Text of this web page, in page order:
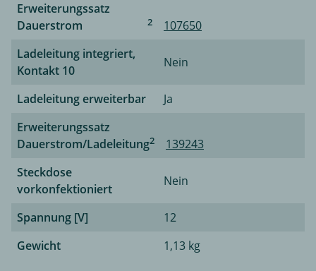
Erweiterungssatz
Dauerstrom
2
107650
Ladeleitung integriert,
Kontakt 10
Nein
Ladeleitung erweiterbar
Ja
Erweiterungssatz
Dauerstrom/Ladeleitung2
139243
Steckdose
vorkonfektioniert
Nein
Spannung [V]
12
Gewicht
1,13 kg